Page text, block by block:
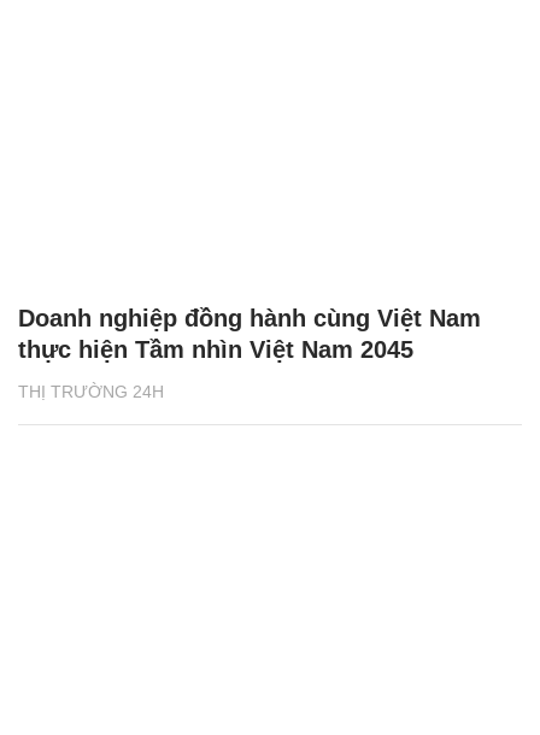
THỊ TRƯỜNG 24H
Doanh nghiệp đồng hành cùng Việt Nam
thực hiện Tầm nhìn Việt Nam 2045